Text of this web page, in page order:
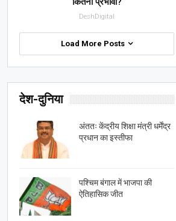
DeshDigital
Load More Posts
देश-दुनिया
अंततः केंद्रीय शिक्षा मंत्री धर्मेंद्र
प्रधान का इस्तीफा
पश्चिम बंगाल में भाजपा की
ऐतिहासिक जीत